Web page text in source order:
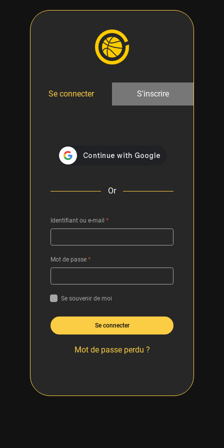
Se connecter S'inscrire
Or
Identifiant ou e-mail *
Mot de passe *
Se souvenir de moi
Se connecter
Mot de passe perdu ?